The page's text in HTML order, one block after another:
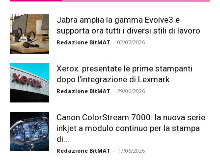
Jabra amplia la gamma Evolve3 e
supporta ora tutti i diversi stili di lavoro
Redazione BitMAT - 02/07/2026
Xerox: presentate le prime stampanti
dopo l’integrazione di Lexmark
Redazione BitMAT - 29/06/2026
Canon ColorStream 7000: la nuova serie
inkjet a modulo continuo per la stampa
di...
Redazione BitMAT - 17/06/2026